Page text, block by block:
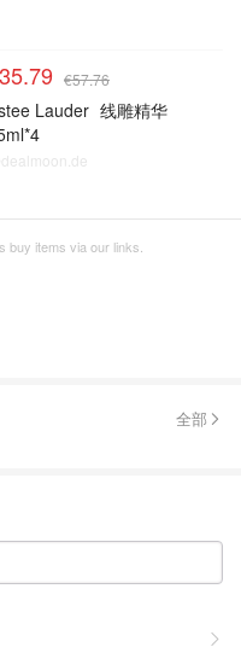
€57.76
Lauder 线雕精华
buy items via our links.
全部